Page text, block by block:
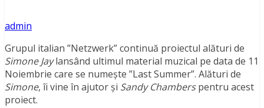
admin
Grupul italian ”Netzwerk” continuă proiectul alături de
Simone Jaylansând ultimul material muzical pe data de 11
Noiembrie care se numește ”Last Summer”. Alături de
Simone, îi vine în ajutor și Sandy Chamberspentru acest
proiect.